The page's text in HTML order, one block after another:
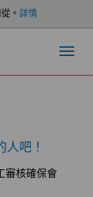
。 詳情
吧！
審核確保會